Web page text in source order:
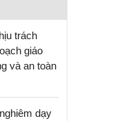
trách
giáo
và an toàn
dạy